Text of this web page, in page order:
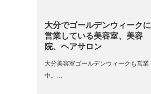
大分でゴールデンウィークに
営業している美容室、美容
院、ヘアサロン
大分美容室ゴールデンウィークも営業
中。…